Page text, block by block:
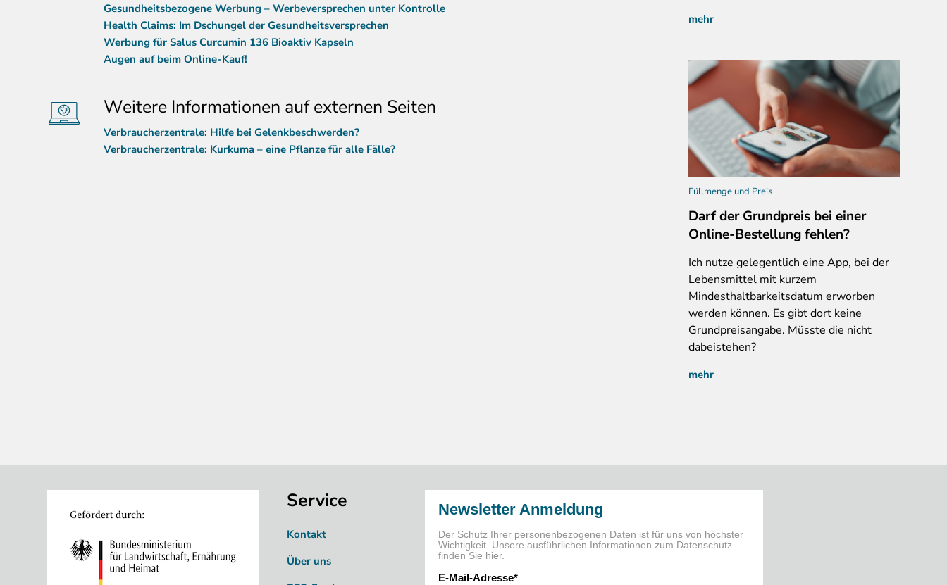
Gesundheitsbezogene Werbung – Werbeversprechen unter Kontrolle
Health Claims: Im Dschungel der Gesundheitsversprechen
Werbung für Salus Curcumin 136 Bioaktiv Kapseln
Augen auf beim Online-Kauf!
Weitere Informationen auf externen Seiten
Verbraucherzentrale: Hilfe bei Gelenkbeschwerden?
Verbraucherzentrale: Kurkuma – eine Pflanze für alle Fälle?
mehr
Füllmenge und Preis
Darf der Grundpreis bei einer
Online-Bestellung fehlen?
Ich nutze gelegentlich eine App, bei der
Lebensmittel mit kurzem
Mindesthaltbarkeitsdatum erworben
werden können. Es gibt dort keine
Grundpreisangabe. Müsste die nicht
dabeistehen?
mehr
Service
Kontakt
Über uns